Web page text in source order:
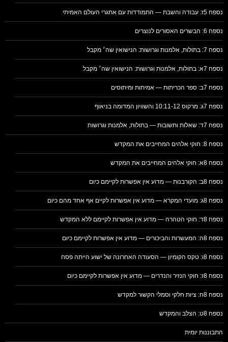
נספח 5ז: עבודה והשבת — התמודדות עם אתגרי העולם האמיתי
נספח 6: הבשרים האסורים לנוצרים
נספח 7: בתולות, אלמנות וגרושות: הנישואין שה׳ מקבל
נספח 7א: בתולות, אלמנות וגרושות: הנישואין שה׳ מקבל
נספח 7ב: ספר הכריתות — אמיתות ומיתוסים
נספח 7ג: מרקוס 10:11-12 והשוויון המדומה בניאוף
נספח 7ד: שאלות ותשובות — בתולות, אלמנות וגרושות
נספח 8: חוקי אלהים המחייבים את המקדש
נספח 8א: חוקי אלהים המחייבים את המקדש
נספח 8ב: הקורבנות — מדוע אין אפשרות לקיימם כיום
נספח 8ג: מועדי המקרא — מדוע אין אפשרות לקיים אף אחד מהם כיום
נספח 8ד: חוקי הטהרה — מדוע אין אפשרות לקיימם ללא המקדש
נספח 8ה: המעשרות והביכורים — מדוע אין אפשרות לקיימם כיום
נספח 8ו: טקס הקומיון — הסעודה האחרונה של ישוע הייתה פסח
נספח 8ז: חוקי הנזיר והנדרים — מדוע אין אפשרות לקיימם כיום
נספח 8ח: ציות חלקי וסמלי הקשור למקדש
נספח 8ט: הצלב והמקדש
התבוננות יומית